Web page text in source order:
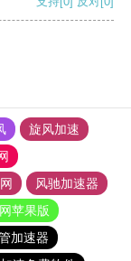
旋风加速
风驰加速器
苹果版
加速器